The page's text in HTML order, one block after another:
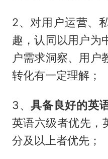
2、对用户运营、
趣，认同以用户为
户需求洞察、用户
转化有一定理解；
3、具备良好的英
英语六级者优先，
分及以上者优先；